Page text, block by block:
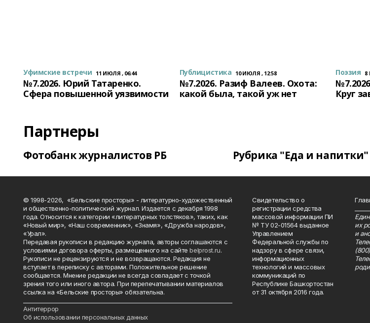
Уфимские встречи 11 ИЮЛЯ , 06:44
№7.2026. Юрий Татаренко.
Сфера повышенной уязвимости
Публицистика 10 ИЮЛЯ , 12:58
№7.2026. Разиф Валеев. Охота:
какой была, такой уж нет
Поэзия 8
Круг
Партнеры
Фотобанк журналистов РБ Рубрика "Еда и напитки"
© 1998-2026, «Бельские просторы» - литературно-художественный
и общественно-политический журнал. Издается с декабря 1998
года. Относится к категории «литературных толстяков», таких, как
«Новый мир», «Наш современник», «Знамя», «Дружба народов»,
«Урал».
Передавая рукописи в редакцию журнала, авторы соглашаются с
условиями договора оферты, размещенного на сайтеbelprost.ru.
Рукописи не рецензируются и не возвращаются. Редакция не
вступает в переписку с авторами. Положительное решение
сообщается. Мнение редакции не всегда совпадает с точкой
зрения того или иного автора. При перепечатывании материалов
ссылка на «Бельские просторы» обязательна.
Антитеррор
Об использовании персональных данных
Свидетельство о
регистрации средства
массовой информации ПИ
№ ТУ 02-01564 выданное
Управлением
Федеральной службы по
надзору в сфере связи,
информационных
технологий и массовых
коммуникаций по
Республике Башкортостан
от 31 октября 2016 года.
их
и